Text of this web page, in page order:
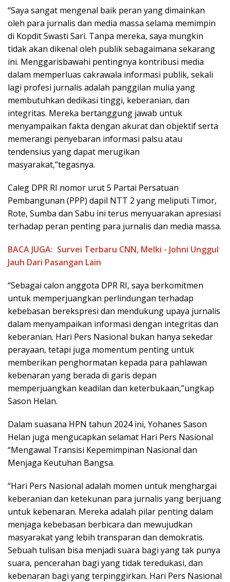
“Saya sangat mengenal baik peran yang dimainkan
oleh para jurnalis dan media massa selama memimpin
di Kopdit Swasti Sari. Tanpa mereka, saya mungkin
tidak akan dikenal oleh publik sebagaimana sekarang
ini. Menggarisbawahi pentingnya kontribusi media
dalam memperluas cakrawala informasi publik, sekali
lagi profesi jurnalis adalah panggilan mulia yang
membutuhkan dedikasi tinggi, keberanian, dan
integritas. Mereka bertanggung jawab untuk
menyampaikan fakta dengan akurat dan objektif serta
memerangi penyebaran informasi palsu atau
tendensius yang dapat merugikan
masyarakat,”tegasnya.
Caleg DPR RI nomor urut 5 Partai Persatuan
Pembangunan (PPP) dapil NTT 2 yang meliputi Timor,
Rote, Sumba dan Sabu ini terus menyuarakan apresiasi
terhadap peran penting para jurnalis dan media massa.
BACA JUGA: Survei Terbaru CNN, Melki - Johni Unggul
Jauh Dari Pasangan Lain
“Sebagai calon anggota DPR RI, saya berkomitmen
untuk memperjuangkan perlindungan terhadap
kebebasan berekspresi dan mendukung upaya jurnalis
dalam menyampaikan informasi dengan integritas dan
keberanian. Hari Pers Nasional bukan hanya sekedar
perayaan, tetapi juga momentum penting untuk
memberikan penghormatan kepada para pahlawan
kebenaran yang berada di garis depan
memperjuangkan keadilan dan keterbukaan,”ungkap
Sason Helan.
Dalam suasana HPN tahun 2024 ini, Yohanes Sason
Helan juga mengucapkan selamat Hari Pers Nasional
“Mengawal Transisi Kepemimpinan Nasional dan
Menjaga Keutuhan Bangsa.
“Hari Pers Nasional adalah momen untuk menghargai
keberanian dan ketekunan para jurnalis yang berjuang
untuk kebenaran. Mereka adalah pilar penting dalam
menjaga kebebasan berbicara dan mewujudkan
masyarakat yang lebih transparan dan demokratis.
Sebuah tulisan bisa menjadi suara bagi yang tak punya
suara, pencerahan bagi yang tidak teredukasi, dan
kebenaran bagi yang terpinggirkan. Hari Pers Nasional